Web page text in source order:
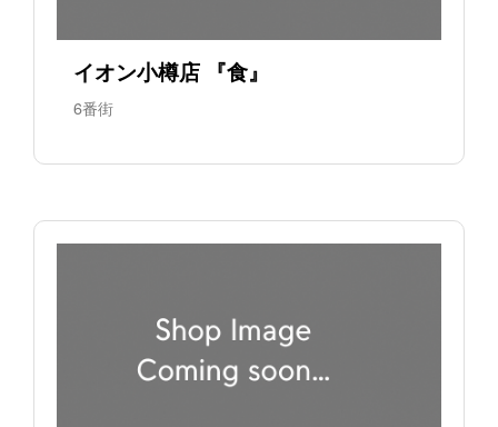
イオン小樽店 『食』
6番街